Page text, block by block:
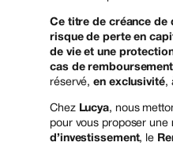
Ce titre de créance de
risque de perte en
de vie et une
cas de
réservé,en exclusivité,
Chez Lucya, nous
pour vous proposer une
d’investissement, le